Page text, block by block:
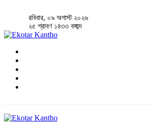
রবিবার, ০৯ অগাস্ট ২০২৬
২৫ শ্রাবণ ১৪৩৩ বঙ্গাব্দ